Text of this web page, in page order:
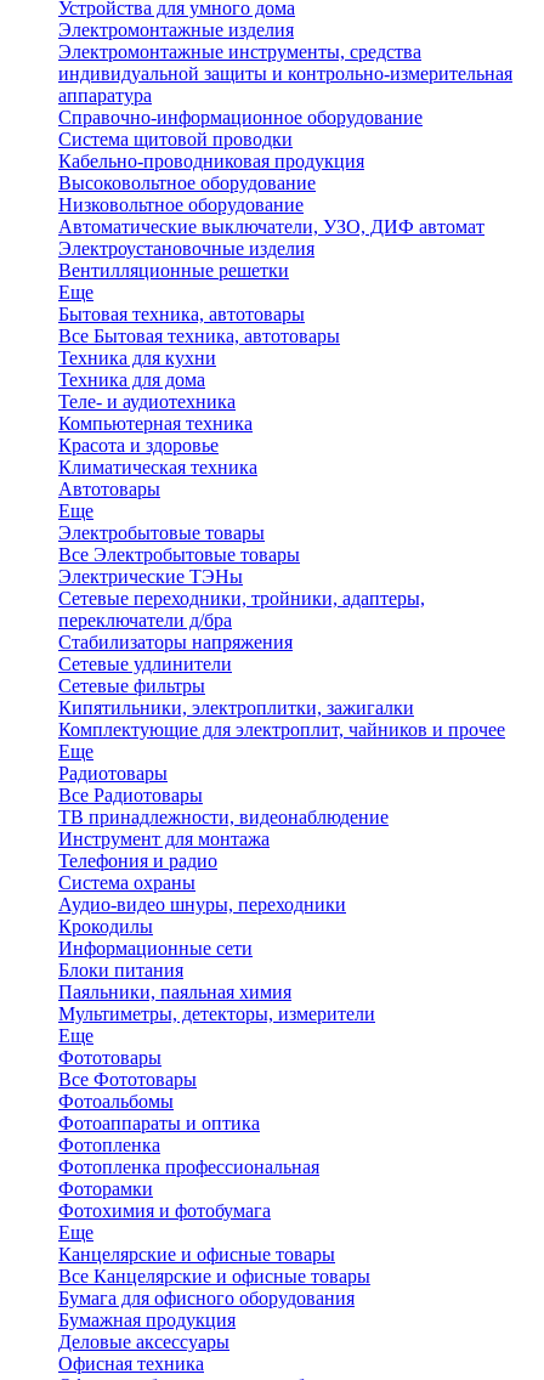
Устройства для умного дома
Электромонтажные изделия
Электромонтажные инструменты, средства
индивидуальной защиты и контрольно-измерительная
аппаратура
Справочно-информационное оборудование
Система щитовой проводки
Кабельно-проводниковая продукция
Высоковольтное оборудование
Низковольтное оборудование
Автоматические выключатели, УЗО, ДИФ автомат
Электроустановочные изделия
Вентилляционные решетки
Еще
Бытовая техника, автотовары
Все Бытовая техника, автотовары
Техника для кухни
Техника для дома
Теле- и аудиотехника
Компьютерная техника
Красота и здоровье
Климатическая техника
Автотовары
Еще
Электробытовые товары
Все Электробытовые товары
Электрические ТЭНы
Сетевые переходники, тройники, адаптеры,
переключатели д/бра
Стабилизаторы напряжения
Сетевые удлинители
Сетевые фильтры
Кипятильники, электроплитки, зажигалки
Комплектующие для электроплит, чайников и прочее
Еще
Радиотовары
Все Радиотовары
ТВ принадлежности, видеонаблюдение
Инструмент для монтажа
Телефония и радио
Система охраны
Аудио-видео шнуры, переходники
Крокодилы
Информационные сети
Блоки питания
Паяльники, паяльная химия
Мультиметры, детекторы, измерители
Еще
Фототовары
Все Фототовары
Фотоальбомы
Фотоаппараты и оптика
Фотопленка
Фотопленка профессиональная
Фоторамки
Фотохимия и фотобумага
Еще
Канцелярские и офисные товары
Все Канцелярские и офисные товары
Бумага для офисного оборудования
Бумажная продукция
Деловые аксессуары
Офисная техника